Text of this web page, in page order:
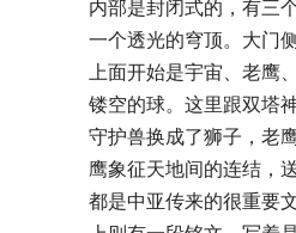
内部是封闭式的，有三
一个透光的穹顶。大门
上面开始是宇宙、老鹰
镂空的球。这里跟双塔
守护兽换成了狮子，老
鹰象征天地间的连结，
都是中亚传来的很重要